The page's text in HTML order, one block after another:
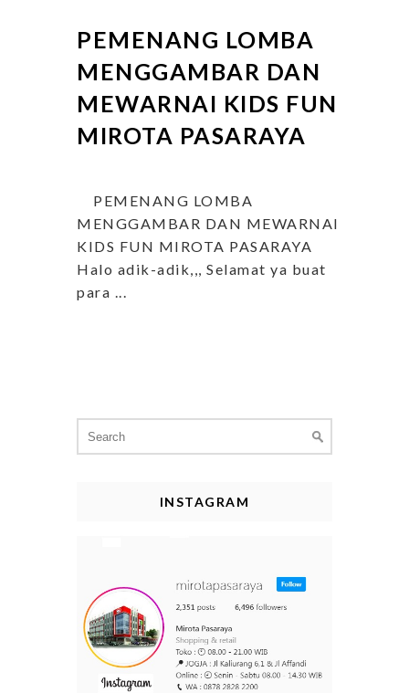
PEMENANG LOMBA
MENGGAMBAR DAN
MEWARNAI KIDS FUN
MIROTA PASARAYA
PEMENANG LOMBA
MENGGAMBAR DAN MEWARNAI
KIDS FUN MIROTA PASARAYA
Halo adik-adik,,, Selamat ya buat
para ...
for:
INSTAGRAM